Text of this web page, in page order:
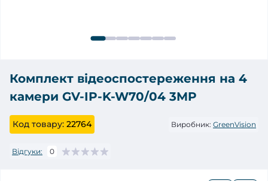
Комплект відеоспостереження на 4
камери GV-IP-K-W70/04 3MP
Код товару: 22764 Виробник: GreenVision
Відгуки: 0